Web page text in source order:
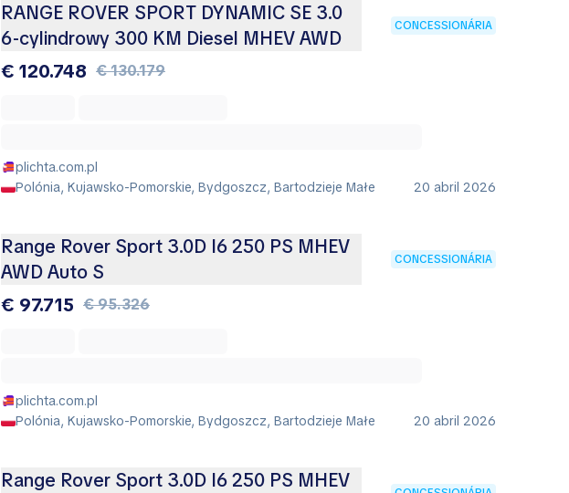
RANGE ROVER SPORT DYNAMIC SE 3.0
6-cylindrowy 300 KM Diesel MHEV AWD
CONCESSIONÁRIA
€ 120.748 € 130.179
plichta.com.pl
Polónia, Kujawsko-Pomorskie, Bydgoszcz, Bartodzieje Małe
20 abril 2026
Range Rover Sport 3.0D I6 250 PS MHEV
AWD Auto S
CONCESSIONÁRIA
€ 97.715 € 95.326
plichta.com.pl
Polónia, Kujawsko-Pomorskie, Bydgoszcz, Bartodzieje Małe
20 abril 2026
Range Rover Sport 3.0D I6 250 PS MHEV